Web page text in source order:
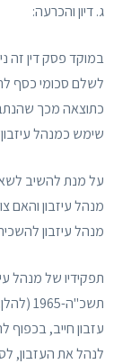
ג. דיון והכרעה:
במוקד פסק דין זה
לשלם סכומי כסף
כתוצאה מכך
שימש כמנהל
על מנת להשיב
מנהל עיזבון והאם
מנהל עיזבון
עזבון חייב,
לנהל את העזבון,